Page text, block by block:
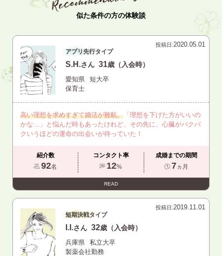
似た条件の方の体験談
投稿日:2020.05.01
アプリ先行タイプ
S.H.さん 31歳（入会時）
愛知県
短大卒
保育士
高い理想を求めすぎて婚活が難航。 「理想を下げた方がいいの
かな…」と悩んだ時もあったけれど、その先に、心臓がバクバ
クいうほどの運命の出会いが待っていた！
紹介数
92名
コンタクト率
12%
成婚までの期間
7ヵ月
READ
投稿日:2019.11.01
短期決戦タイプ
I.I.さん 32歳（入会時）
兵庫県
私立大卒
製薬会社勤務